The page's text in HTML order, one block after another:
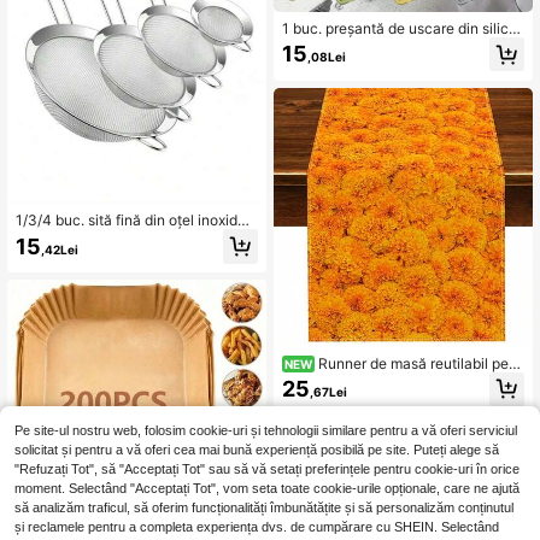
1/3/4 buc. sită fină din oțel inoxidab
il cu mâner - instrument de cernere
pentru bucătărie, set de sită fină pe
riu esențial pentru bucătărie
15 ,42Lei
1 buc. preșantă de uscare din silico
n pentru robinet, cu margini înguste
tăiabile, protecție împotriva stropilor
entru spatele robinetului, potrivită p
entru dozator de săpun, accesoriu
multifuncțional pentru chiuvetă, pe
ntru bucătărie, baie și raft de vase, i
mpermeabilă, anti-inundație, acces
oriu decorativ pentru depozitare în
casă
15 ,08Lei
NEW Runner de masă reutilabil pent
ru bucătărie și sufragerie cu flori de
crizantemă, decor pentru petrecere
nă, decorațiuni Ziua Morților
25 ,67Lei
Pe site-ul nostru web, folosim cookie-uri și tehnologii similare pentru a vă oferi serviciul
solicitat și pentru a vă oferi cea mai bună experiență posibilă pe site. Puteți alege să
"Refuzați Tot", să "Acceptați Tot" sau să vă setați preferințele pentru cookie-uri în orice
moment. Selectând "Acceptați Tot", vom seta toate cookie-urile opționale, care ne ajută
să analizăm traficul, să oferim funcționalități îmbunătățite și să personalizăm conținutul
și reclamele pentru a completa experiența dvs. de cumpărare cu SHEIN. Selectând